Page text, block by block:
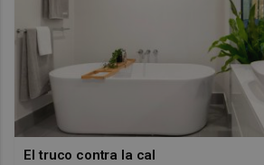
El truco contra la cal